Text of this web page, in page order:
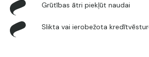
Grūtības ātri piekļūt naudai
Slikta vai ierobežota